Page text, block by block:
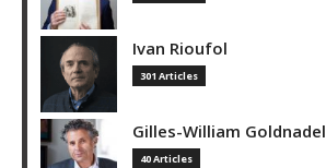
Ivan Rioufol
301 Articles
Gilles-William Goldnadel
40 Articles